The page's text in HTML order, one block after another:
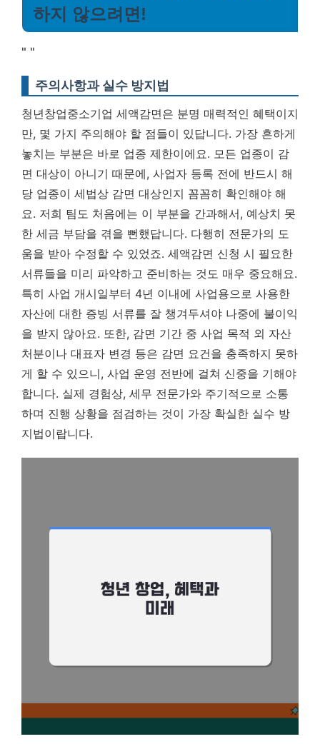
하지 않으려면!
" "
주의사항과 실수 방지법
청년창업중소기업 세액감면은 분명 매력적인 혜택이지
만, 몇 가지 주의해야 할 점들이 있답니다. 가장 흔하게
놓치는 부분은 바로 업종 제한이에요. 모든 업종이 감
면 대상이 아니기 때문에, 사업자 등록 전에 반드시 해
당 업종이 세법상 감면 대상인지 꼼꼼히 확인해야 해
요. 저희 팀도 처음에는 이 부분을 간과해서, 예상치 못
한 세금 부담을 겪을 뻔했답니다. 다행히 전문가의 도
움을 받아 수정할 수 있었죠. 세액감면 신청 시 필요한
서류들을 미리 파악하고 준비하는 것도 매우 중요해요.
특히 사업 개시일부터 4년 이내에 사업용으로 사용한
자산에 대한 증빙 서류를 잘 챙겨두셔야 나중에 불이익
을 받지 않아요. 또한, 감면 기간 중 사업 목적 외 자산
처분이나 대표자 변경 등은 감면 요건을 충족하지 못하
게 할 수 있으니, 사업 운영 전반에 걸쳐 신중을 기해야
합니다. 실제 경험상, 세무 전문가와 주기적으로 소통
하며 진행 상황을 점검하는 것이 가장 확실한 실수 방
지법이랍니다.